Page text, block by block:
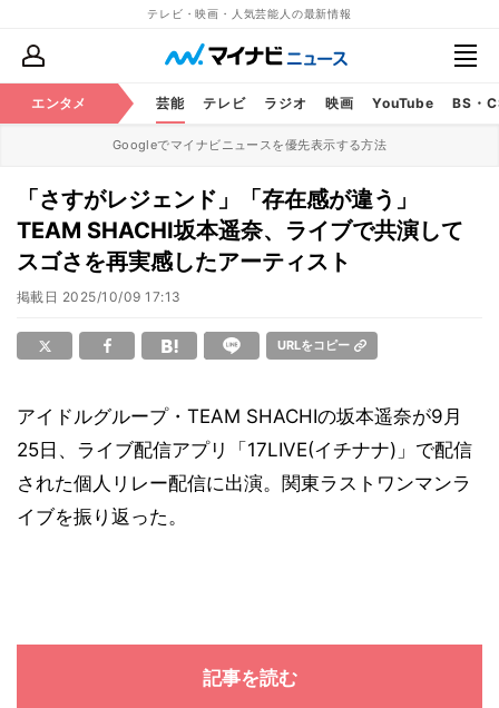
テレビ・映画・人気芸能人の最新情報
エンタメ 芸能 テレビ ラジオ 映画 YouTube BS・
Googleでマイナビニュースを優先表示する方法
「さすがレジェンド」「存在感が違う」
TEAM SHACHI坂本遥奈、ライブで共演して
スゴさを再実感したアーティスト
掲載日 2025/10/09 17:13
URLをコピー
アイドルグループ・TEAM SHACHIの坂本遥奈が9月
25日、ライブ配信アプリ「17LIVE(イチナナ)」で配信
された個人リレー配信に出演。関東ラストワンマンラ
イブを振り返った。
記事を読む